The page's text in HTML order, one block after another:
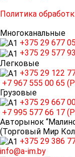
Политика
Многоканальные
+375 29 677
+375 29 577
Легковые
+375 29 122
+7 967 555 00 65
Грузовые
+375 29 667
+7 995 577 66 17
Авторынок
(Торговый Мир
+375 29 386
info@a-im.by